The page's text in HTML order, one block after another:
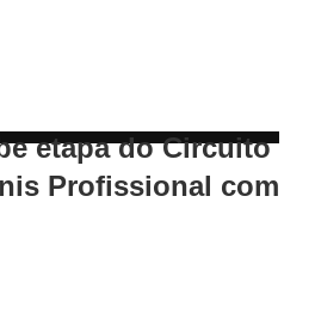
etapa do Circuito
Profissional com